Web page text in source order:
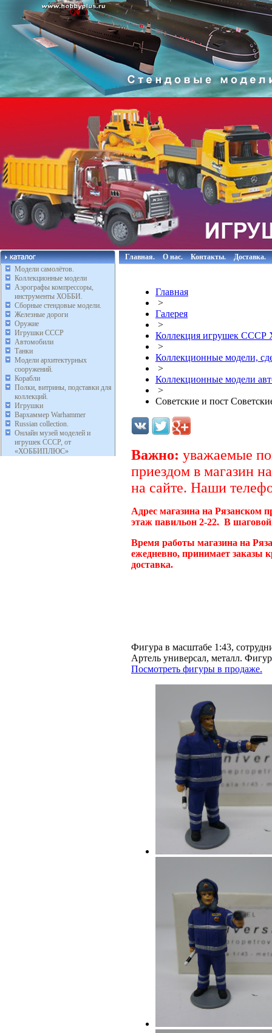
Модели самолётов.
Коллекционные модели
Аэрографы компрессоры,
инструменты ХОББИ.
Сборные стендовые модели.
Железные дороги
Оружие
Игрушки СССР
Автомобили
Танки
Модели архитектурных
сооружений.
Корабли
Полки, витрины, подставки для
коллекций.
Игрушки
Вархаммер Warhammer
Russian collection.
Онлайн музей моделей и
игрушек СССР, от
«ХОББИПЛЮС»
Главная. О нас. Контакты. Доставка.
Главная
>
Галерея
>
Коллекция игрушек
>
Коллекционные модели,
>
Коллекционные модели
>
Советские и пост
Важно: уважаемые
приездом в магазин
на сайте. Наши
Адрес магазина на Рязанском
этаж павильон 2-22. В
Время работы магазина на
ежедневно, принимает заказы
доставка.
Фигура в масштабе 1:43,
Артель универсал, металл.
Посмотреть фигуры в продаже.